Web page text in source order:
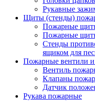
Рукавные
Щиты (стенды)
Пожарные
Пожарные
Стенды
ящиком для
Пожарные вентили
Вентиль
Клапаны
Датчик
Рукава пожарные